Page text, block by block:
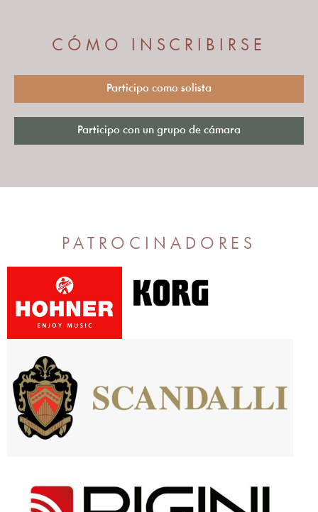
CÓMO INSCRIBIRSE
Participo como solista
Participo con un grupo de cámara
PATROCINADORES